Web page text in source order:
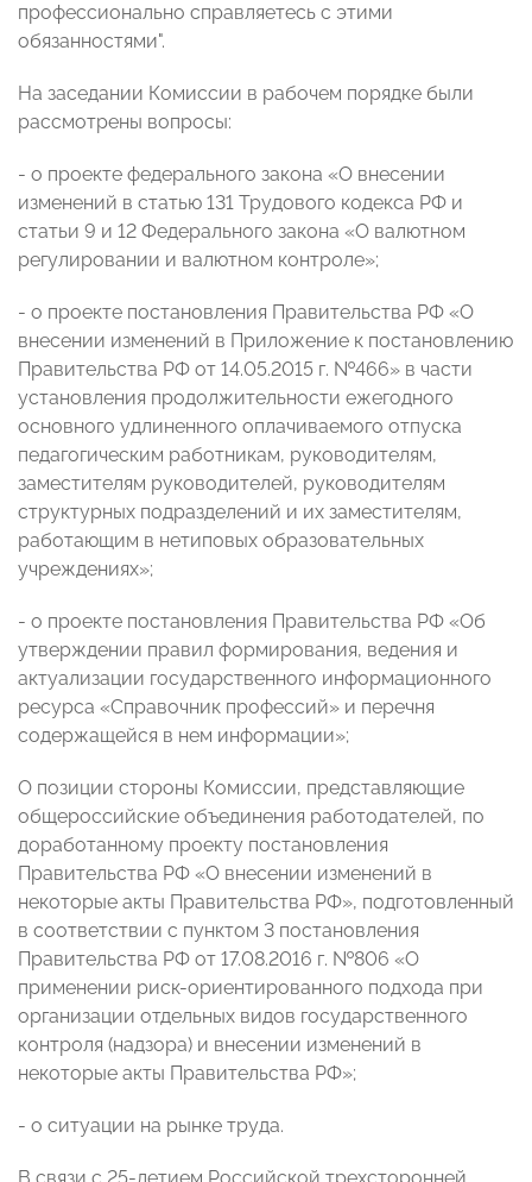
профессионально справляетесь с этими
обязанностями".
На заседании Комиссии в рабочем порядке были
рассмотрены вопросы:
- о проекте федерального закона «О внесении
изменений в статью 131 Трудового кодекса РФ и
статьи 9 и 12 Федерального закона «О валютном
регулировании и валютном контроле»;
- о проекте постановления Правительства РФ «О
внесении изменений в Приложение к постановлению
Правительства РФ от 14.05.2015 г. №466» в части
установления продолжительности ежегодного
основного удлиненного оплачиваемого отпуска
педагогическим работникам, руководителям,
заместителям руководителей, руководителям
структурных подразделений и их заместителям,
работающим в нетиповых образовательных
учреждениях»;
- о проекте постановления Правительства РФ «Об
утверждении правил формирования, ведения и
актуализации государственного информационного
ресурса «Справочник профессий» и перечня
содержащейся в нем информации»;
О позиции стороны Комиссии, представляющие
общероссийские объединения работодателей, по
доработанному проекту постановления
Правительства РФ «О внесении изменений в
некоторые акты Правительства РФ», подготовленный
в соответствии с пунктом 3 постановления
Правительства РФ от 17.08.2016 г. №806 «О
применении риск-ориентированного подхода при
организации отдельных видов государственного
контроля (надзора) и внесении изменений в
некоторые акты Правительства РФ»;
- о ситуации на рынке труда.